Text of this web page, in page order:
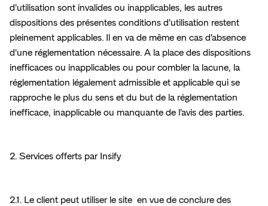
d'utilisation sont invalides ou inapplicables, les autres
dispositions des présentes conditions d'utilisation restent
pleinement applicables. Il en va de même en cas d'absence
d'une réglementation nécessaire. A la place des dispositions
inefficaces ou inapplicables ou pour combler la lacune, la
réglementation légalement admissible et applicable qui se
rapproche le plus du sens et du but de la réglementation
inefficace, inapplicable ou manquante de l'avis des parties.
2. Services offerts par Insify
2.1. Le client peut utiliser le site  en vue de conclure des